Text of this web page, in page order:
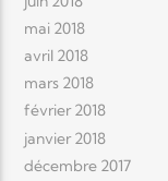
mai 2018
avril 2018
mars 2018
février 2018
janvier 2018
décembre 2017